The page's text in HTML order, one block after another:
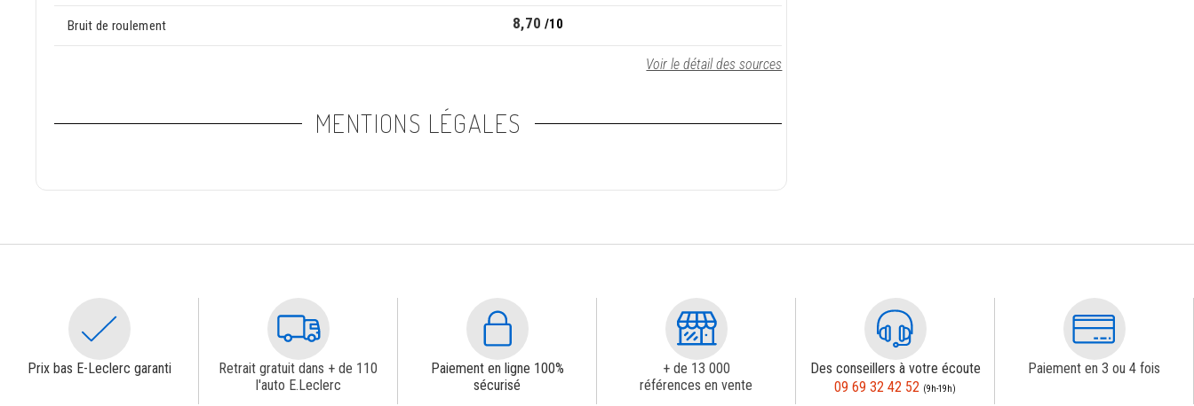
Bruit de roulement 8,70 /10
Voir le détail des sources
MENTIONS LÉGALES
Prix bas E-Leclerc garanti
Retrait gratuit dans + de 110
l'auto E.Leclerc
Paiement en ligne 100%
sécurisé
+ de 13 000
références en vente
Des conseillers à votre écoute
09 69 32 42 52 (9h-19h)
Paiement en 3 ou 4 fois